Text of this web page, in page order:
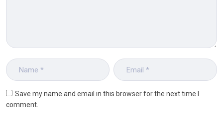
Save my name and email in this browser for the next time I
comment.